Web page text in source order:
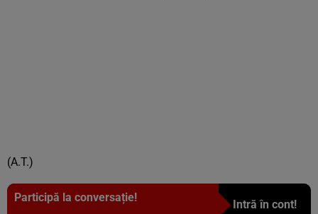
(A.T.)
Participă la conversație!
Intră în cont!